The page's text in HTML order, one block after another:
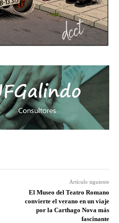
Artículo siguiente
El Museo del Teatro Romano
convierte el verano en un viaje
por la Carthago Nova más
fascinante